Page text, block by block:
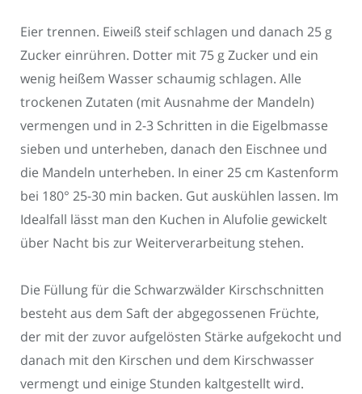
Eier trennen. Eiweiß steif schlagen und danach 25 g
Zucker einrühren. Dotter mit 75 g Zucker und ein
wenig heißem Wasser schaumig schlagen. Alle
trockenen Zutaten (mit Ausnahme der Mandeln)
vermengen und in 2-3 Schritten in die Eigelbmasse
sieben und unterheben, danach den Eischnee und
die Mandeln unterheben. In einer 25 cm Kastenform
bei 180° 25-30 min backen. Gut auskühlen lassen. Im
Idealfall lässt man den Kuchen in Alufolie gewickelt
über Nacht bis zur Weiterverarbeitung stehen.
Die Füllung für die Schwarzwälder Kirschschnitten
besteht aus dem Saft der abgegossenen Früchte,
der mit der zuvor aufgelösten Stärke aufgekocht und
danach mit den Kirschen und dem Kirschwasser
vermengt und einige Stunden kaltgestellt wird.